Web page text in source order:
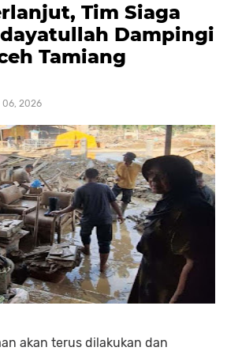
Tim Siaga
Dampingi
Tamiang
06, 2026
akan terus dilakukan dan